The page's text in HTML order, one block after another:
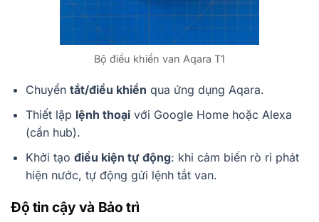
Bộ điều khiển van Aqara T1
Chuyển tắt/điều khiển qua ứng dụng Aqara.
Thiết lập lệnh thoạivới Google Home hoặc Alexa
(cần hub).
Khởi tạo điều kiện tự động: khi cảm biến rò rỉ phát
hiện nước, tự động gửi lệnh tắt van.
Độ tin cậy và Bảo trì